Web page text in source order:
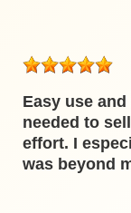
Easy use
needed to
effort. I
was beyond